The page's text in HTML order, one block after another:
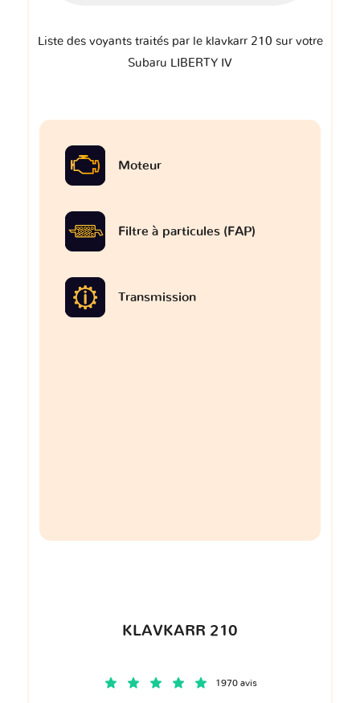
Liste des voyants traités par le klavkarr 210 sur votre
Subaru LIBERTY IV
Moteur
Filtre à particules (FAP)
Transmission
KLAVKARR 210
1970 avis